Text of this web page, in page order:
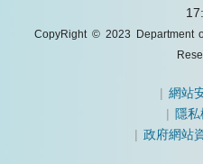
CopyRight © 2023 Department
|網站
| 隱
|政府網站